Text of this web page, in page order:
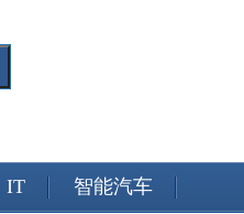
IT 智能汽车